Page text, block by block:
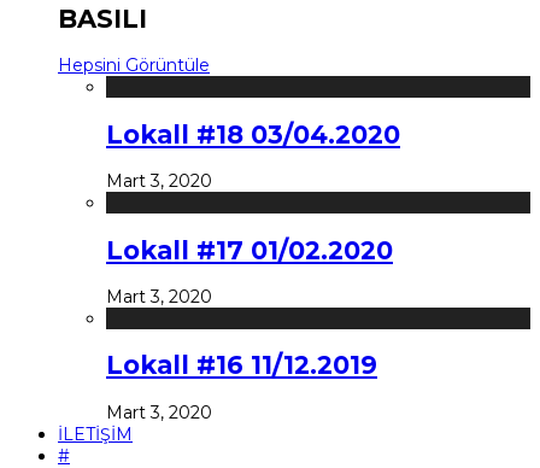
BASILI
Hepsini Görüntüle
Lokall #18 03/04.2020
Mart 3, 2020
Lokall #17 01/02.2020
Mart 3, 2020
Lokall #16 11/12.2019
Mart 3, 2020
İLETİŞİM
#